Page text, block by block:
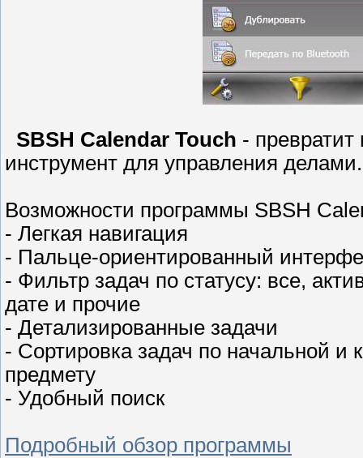
SBSH Calendar Touch -
инструмент для управления делами.
Возможности программы SBSH
- Легкая навигация
- Пальце-ориентированный
- Фильтр задач по статусу: все,
дате и прочие
- Детализированные задачи
- Сортировка задач по начальной и
предмету
- Удобный поиск
Подробный обзор программы